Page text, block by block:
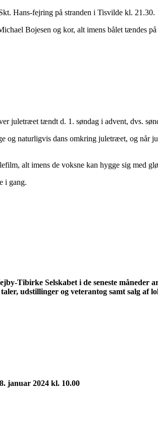
Hans-fejring på stranden i Tisvilde kl. 21.30.
Bojesen og kor, alt imens bålet tændes på
juletræet tændt d. 1. søndag i advent, dvs.
og naturligvis dans omkring juletræet, og
alt imens de voksne kan hygge sig med
i gang.
Tibirke Selskabet i de seneste måneder
udstillinger og veterantog samt salg af
januar 2024 kl. 10.00